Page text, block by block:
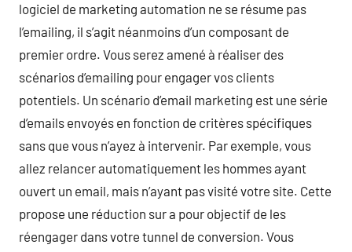
logiciel de marketing automation ne se résume pas
l’emailing, il s’agit néanmoins d’un composant de
premier ordre. Vous serez amené à réaliser des
scénarios d’emailing pour engager vos clients
potentiels. Un scénario d’email marketing est une série
d’emails envoyés en fonction de critères spécifiques
sans que vous n’ayez à intervenir. Par exemple, vous
allez relancer automatiquement les hommes ayant
ouvert un email, mais n’ayant pas visité votre site. Cette
propose une réduction sur a pour objectif de les
réengager dans votre tunnel de conversion. Vous